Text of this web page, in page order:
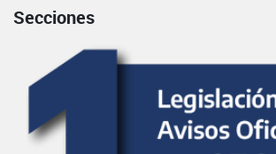
Secciones